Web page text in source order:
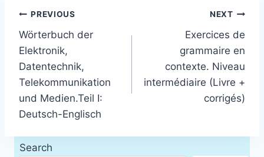
Post
navigation
PREVIOUS
Wörterbuch der
Elektronik,
Datentechnik,
Telekommunikation
und Medien.Teil I:
Deutsch-Englisch
NEXT
Exercices de
grammaire en
contexte. Niveau
intermédiaire (Livre +
corrigés)
Search